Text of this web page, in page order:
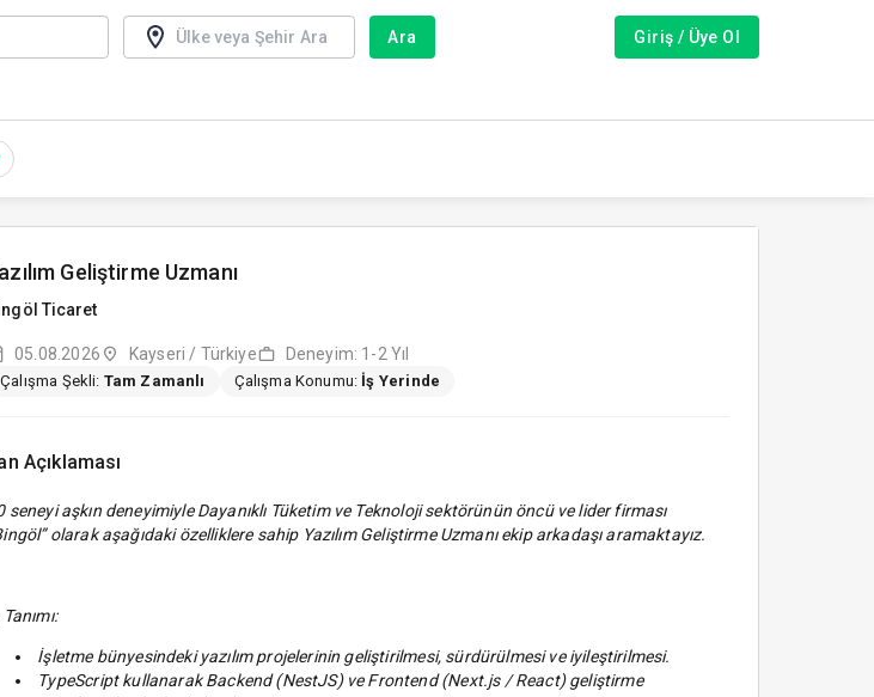
Ara Giriş / Üye Ol
Geliştirme Uzmanı
Ticaret
05.08.2026 Kayseri / Türkiye Deneyim: 1-2 Yıl
Çalışma Şekli: Tam Zamanlı Çalışma Konumu: İş Yerinde
Açıklaması
seneyi aşkın deneyimiyle Dayanıklı Tüketim ve Teknoloji sektörünün öncü ve lider firması
olarak aşağıdaki özelliklere sahip Yazılım Geliştirme Uzmanı ekip arkadaşı aramaktayız.
İşletme bünyesindeki yazılım projelerinin geliştirilmesi, sürdürülmesi ve iyileştirilmesi.
TypeScript kullanarak Backend (NestJS) ve Frontend (Next.js / React) geliştirme